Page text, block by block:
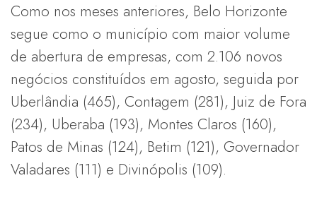
Como nos meses anteriores, Belo Horizonte
segue como o município com maior volume
de abertura de empresas, com 2.106 novos
negócios constituídos em agosto, seguida por
Uberlândia (465), Contagem (281), Juiz de Fora
(234), Uberaba (193), Montes Claros (160),
Patos de Minas (124), Betim (121), Governador
Valadares (111) e Divinópolis (109).